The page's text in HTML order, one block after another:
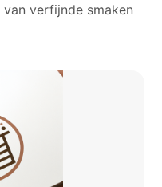
verfijnde smaken